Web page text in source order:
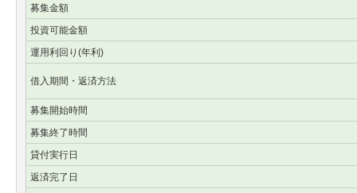
募集金額
投資可能金額
運用利回り(年利)
借入期間・返済方法
募集開始時間
募集終了時間
貸付実行日
返済完了日